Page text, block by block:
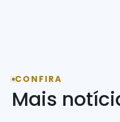
CONFIRA
Mais